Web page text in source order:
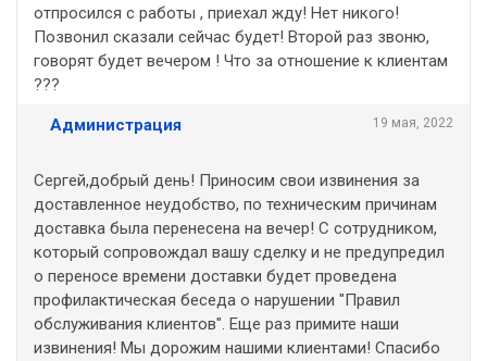
отпросился с работы , приехал жду! Нет никого!
Позвонил сказали сейчас будет! Второй раз звоню,
говорят будет вечером ! Что за отношение к клиентам
???
19 мая, 2022
Администрация
Сергей,добрый день! Приносим свои извинения за
доставленное неудобство, по техническим причинам
доставка была перенесена на вечер! С сотрудником,
который сопровождал вашу сделку и не предупредил
о переносе времени доставки будет проведена
профилактическая беседа о нарушении "Правил
обслуживания клиентов". Еще раз примите наши
извинения! Мы дорожим нашими клиентами! Спасибо